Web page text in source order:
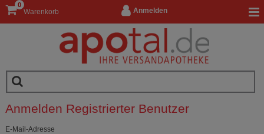
Anmelden
Warenkorb
0
Anmelden Registrierter Benutzer
E-Mail-Adresse